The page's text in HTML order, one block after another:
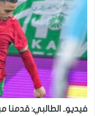
فيديو.. الطالبي: قدمنا